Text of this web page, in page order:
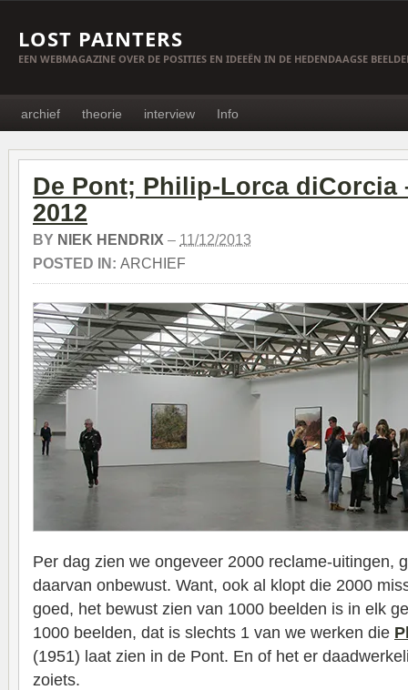
LOST PAINTERS
EEN WEBMAGAZINE OVER DE POSITIES EN IDEEËN IN DE HEDENDAAGSE
archief theorie interview Info
De Pont; Philip-Lorca diCorcia
2012
BY NIEK HENDRIX – 11/12/2013
POSTED IN: ARCHIEF
Per dag zien we ongeveer 2000 reclame-uitingen,
daarvan onbewust. Want, ook al klopt die 2000
goed, het bewust zien van 1000 beelden is in elk
1000 beelden, dat is slechts 1 van we werken die
(1951) laat zien in de Pont. En of het er
zoiets.